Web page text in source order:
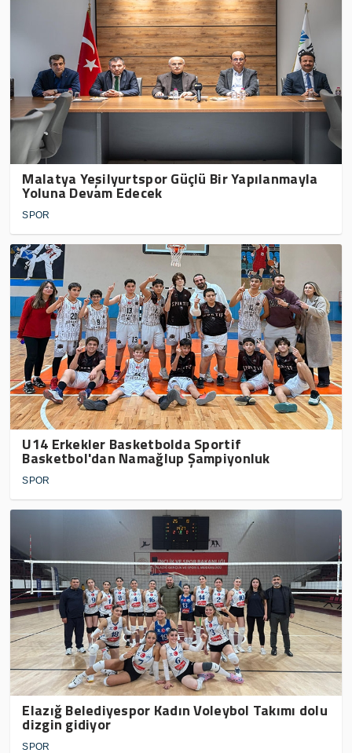
Malatya Yeşilyurtspor Güçlü Bir Yapılanmayla
Yoluna Devam Edecek
SPOR
U14 Erkekler Basketbolda Sportif
Basketbol'dan Namağlup Şampiyonluk
SPOR
Elazığ Belediyespor Kadın Voleybol Takımı dolu
dizgin gidiyor
SPOR